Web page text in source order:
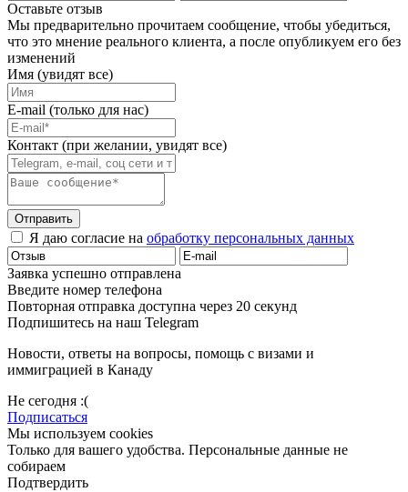
Оставьте отзыв
Мы предварительно прочитаем сообщение, чтобы убедиться,
что это мнение реального клиента, а после опубликуем его без
изменений
Имя (увидят все)
E-mail (только для нас)
Контакт (при желании, увидят все)
Отправить
Я даю согласие на обработку персональных данных
Заявка успешно отправлена
Введите номер телефона
Повторная отправка доступна через 20 секунд
Подпишитесь на наш Telegram
Новости, ответы на вопросы, помощь с визами и
иммиграцией в Канаду
Не сегодня :(
Подписаться
Мы используем cookies
Только для вашего удобства. Персональные данные не
собираем
Подтвердить